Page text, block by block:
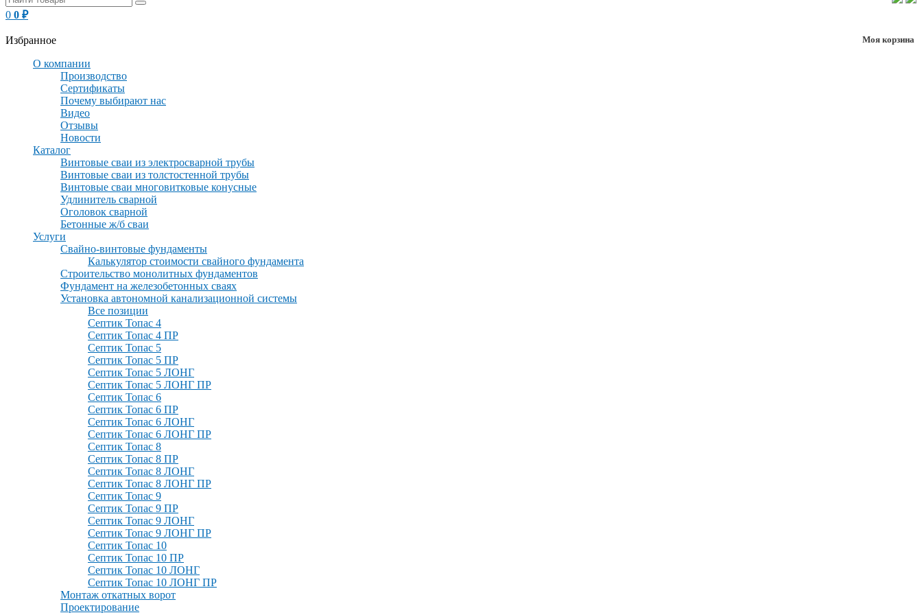
0 0 ₽
Моя корзина
Избранное
О компании
Производство
Сертификаты
Почему выбирают нас
Видео
Отзывы
Новости
Каталог
Винтовые сваи из электросварной трубы
Винтовые сваи из толстостенной трубы
Винтовые сваи многовитковые конусные
Удлинитель сварной
Оголовок сварной
Бетонные ж/б сваи
Услуги
Свайно-винтовые фундаменты
Калькулятор стоимости свайного фундамента
Строительство монолитных фундаментов
Фундамент на железобетонных сваях
Установка автономной канализационной системы
Все позиции
Септик Топас 4
Септик Топас 4 ПР
Септик Топас 5
Септик Топас 5 ПР
Септик Топас 5 ЛОНГ
Септик Топас 5 ЛОНГ ПР
Септик Топас 6
Септик Топас 6 ПР
Септик Топас 6 ЛОНГ
Септик Топас 6 ЛОНГ ПР
Септик Топас 8
Септик Топас 8 ПР
Септик Топас 8 ЛОНГ
Септик Топас 8 ЛОНГ ПР
Септик Топас 9
Септик Топас 9 ПР
Септик Топас 9 ЛОНГ
Септик Топас 9 ЛОНГ ПР
Септик Топас 10
Септик Топас 10 ПР
Септик Топас 10 ЛОНГ
Септик Топас 10 ЛОНГ ПР
Монтаж откатных ворот
Проектирование